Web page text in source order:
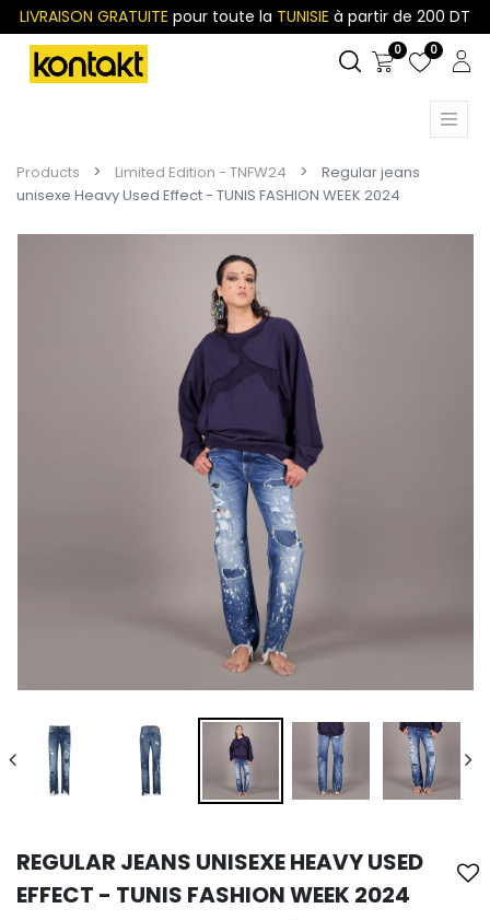
LIVRAISON GRATUITE pour toute la TUNISIE à partir de 200 DT
0 0
Products Limited Edition - TNFW24
Regular jeans
unisexe Heavy Used Effect - TUNIS FASHION WEEK 2024
REGULAR JEANS UNISEXE HEAVY USED
EFFECT - TUNIS FASHION WEEK 2024